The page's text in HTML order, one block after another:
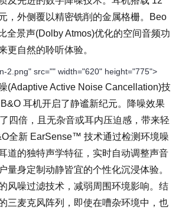
，外侧覆以精密铣削的金属格栅。Beo
全景声(Dolby Atmos)优化的空间音频功
更自然的聆听体验。
2.png" src="" width="620" height="775">
(Adaptive Active Noise Cancellation)技
耳机开启了静谧新纪元。降噪效果
四倍，且无杂音或耳内压迫感，带来轻
全新 EarSense™ 技术通过检测环境噪
道的独特声学特征，实时自动调整声音
量身定制动静皆宜的个性化沉浸体验。
风噪过滤技术，减弱周围环境影响。结
三麦克风阵列，即使在嘈杂环境中，也